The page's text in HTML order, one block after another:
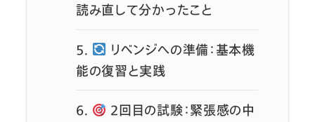
読み直して分かったこと
5.
リベンジへの準備：基本機
能の復習と実践
6.
2回目の試験：緊張感の中